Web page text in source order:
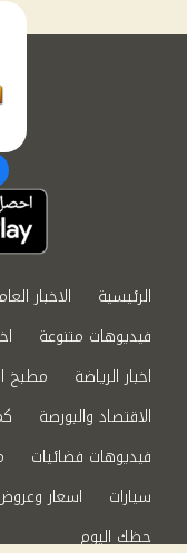
الرئيسية الاخبار
فيديوهات متنوعة
اخبار الرياضة
مطبخ
الاقتصاد والبورصة
فيديوهات فضائيات
سيارات
اسعار
حظك اليوم